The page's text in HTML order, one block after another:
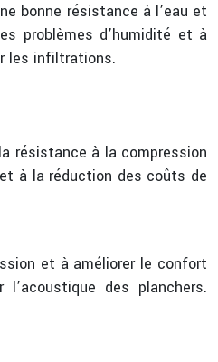
bonne résistance à l’eau et
problèmes d’humidité et à
les infiltrations.
résistance à la compression
à la réduction des coûts de
et à améliorer le confort
des planchers.